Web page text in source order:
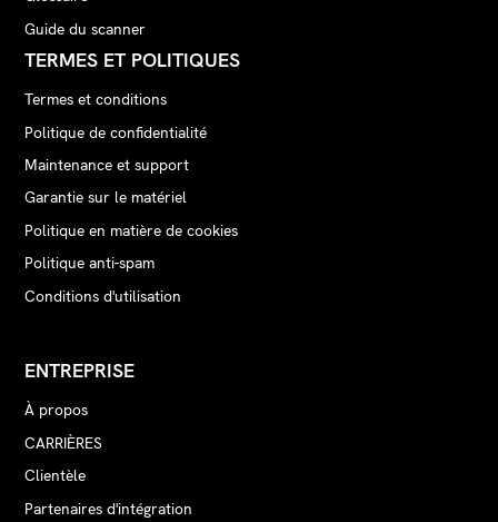
Guide du scanner
TERMES ET POLITIQUES
Termes et conditions
Politique de confidentialité
Maintenance et support
Garantie sur le matériel
Politique en matière de cookies
Politique anti-spam
Conditions d'utilisation
ENTREPRISE
À propos
CARRIÈRES
Clientèle
Partenaires d'intégration